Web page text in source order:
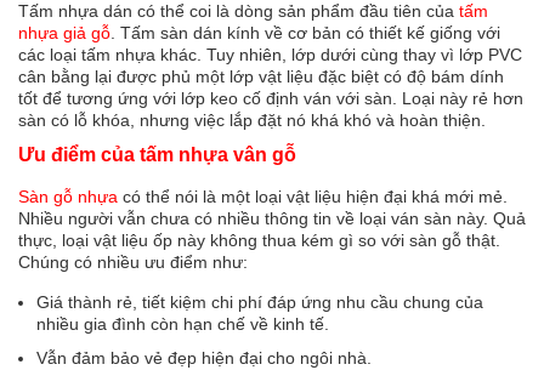
Tấm nhựa dán có thể coi là dòng sản phẩm đầu tiên của tấm
nhựa giả gỗ. Tấm sàn dán kính về cơ bản có thiết kế giống với
các loại tấm nhựa khác. Tuy nhiên, lớp dưới cùng thay vì lớp PVC
cân bằng lại được phủ một lớp vật liệu đặc biệt có độ bám dính
tốt để tương ứng với lớp keo cố định ván với sàn. Loại này rẻ hơn
sàn có lỗ khóa, nhưng việc lắp đặt nó khá khó và hoàn thiện.
Ưu điểm của tấm nhựa vân gỗ
Sàn gỗ nhựa có thể nói là một loại vật liệu hiện đại khá mới mẻ.
Nhiều người vẫn chưa có nhiều thông tin về loại ván sàn này. Quả
thực, loại vật liệu ốp này không thua kém gì so với sàn gỗ thật.
Chúng có nhiều ưu điểm như:
Giá thành rẻ, tiết kiệm chi phí đáp ứng nhu cầu chung của
nhiều gia đình còn hạn chế về kinh tế.
Vẫn đảm bảo vẻ đẹp hiện đại cho ngôi nhà.